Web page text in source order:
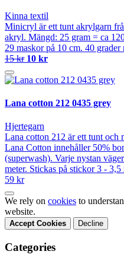
Kinna textil
Minicryl är ett tunt akrylgarn
akryl. Mängd: 25 gram = ca
29 maskor på 10 cm. 40 grader
15 kr 10 kr
Lana cotton 212 0435 grey
Hjertegarn
Lana cotton 212 är ett tunt och
Lana Cotton innehåller 50%
(superwash). Varje nystan
meter. Stickas på stickor 3 -
59 kr
We rely on cookies to
website.
Accept Cookies Decline
Categories